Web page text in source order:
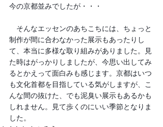
今の京都並みでしたが・・・
そんなエッセンのあちこちには、ちょっと
制作が間に合わなかった展示もあったりし
て、本当に多様な取り組みがありました。見
た時はがっかりしましたが、今思い出してみ
るとかえって面白みも感じます。京都はいつ
も文化首都を目指している気がしますが、こ
んな間の抜けた、でも泥臭い展示もあるかも
しれません。見て歩くのにいい季節となりま
した。